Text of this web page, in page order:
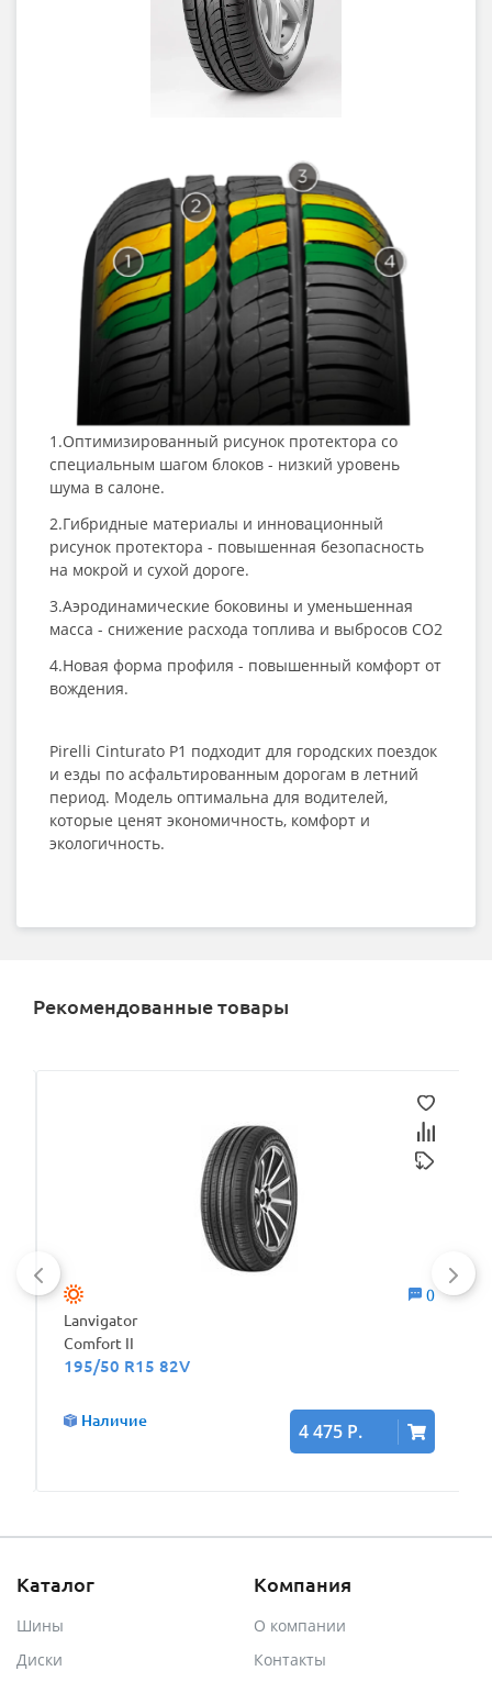
1.Оптимизированный рисунок протектора со
специальным шагом блоков - низкий уровень
шума в салоне.
2.Гибридные материалы и инновационный
рисунок протектора - повышенная безопасность
на мокрой и сухой дороге.
3.Аэродинамические боковины и уменьшенная
масса - снижение расхода топлива и выбросов CO2
4.Новая форма профиля - повышенный комфорт от
вождения.
Pirelli Cinturato P1 подходит для городских поездок
и езды по асфальтированным дорогам в летний
период. Модель оптимальна для водителей,
которые ценят экономичность, комфорт и
экологичность.
Рекомендованные товары
0
Lanvigator
Comfort II
195/50 R15 82V
Наличие 4 475 Р.
Каталог
Шины
Диски
Компания
О компании
Контакты